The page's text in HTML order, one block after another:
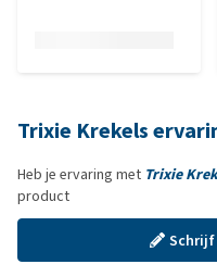
Trixie Krekels
Heb je ervaring met Trixie
product
Schrijf